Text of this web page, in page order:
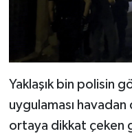
Yaklaşık bin polisin
uygulaması
ortaya dikkat çeken